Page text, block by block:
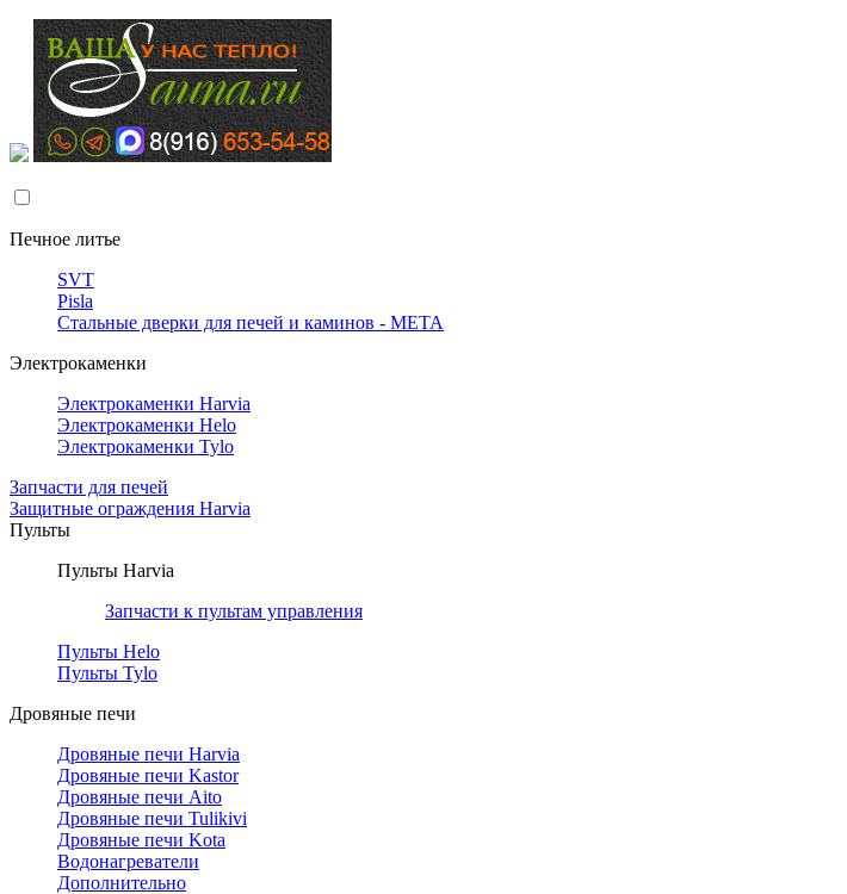
Печное литье
SVT
Pisla
Стальные дверки для печей и каминов - META
Электрокаменки
Электрокаменки Harvia
Электрокаменки Helo
Электрокаменки Tylo
Запчасти для печей
Защитные ограждения Harvia
Пульты
Пульты Harvia
Запчасти к пультам управления
Пульты Helo
Пульты Tylo
Дровяные печи
Дровяные печи Harvia
Дровяные печи Kastor
Дровяные печи Aito
Дровяные печи Tulikivi
Дровяные печи Kota
Водонагреватели
Дополнительно